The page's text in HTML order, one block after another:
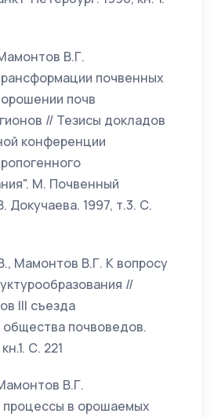
В.Г.
почвенных
почв
// Тезисы докладов
конференции
М. Почвенный
Докучаева. 1997, т.3. С.
Мамонтов В.Г. К вопросу
//
III съезда
общества почвоведов.
С. 221
В.Г.
в орошаемых